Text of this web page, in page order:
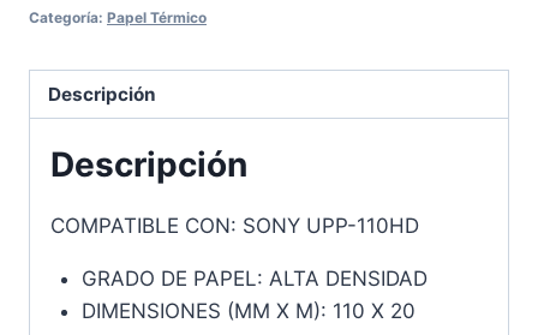
Categoría: Papel Térmico
Descripción
Descripción
COMPATIBLE CON: SONY UPP-110HD
GRADO DE PAPEL: ALTA DENSIDAD
DIMENSIONES (MM X M): 110 X 20